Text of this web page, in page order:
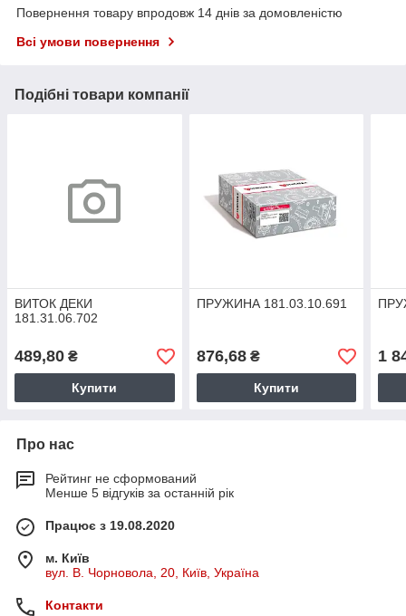
Повернення товару впродовж 14 днів за домовленістю
Всі умови повернення
Подібні товари компанії
ВИТОК ДЕКИ
181.31.06.702
489,80 ₴
Купити
ПРУЖИНА 181.03.10.691
876,68₴
Купити
1
Про нас
Рейтинг не сформований
Менше 5 відгуків за останній рік
Працює з 19.08.2020
м. Київ
вул. В. Чорновола, 20, Київ, Україна
Контакти